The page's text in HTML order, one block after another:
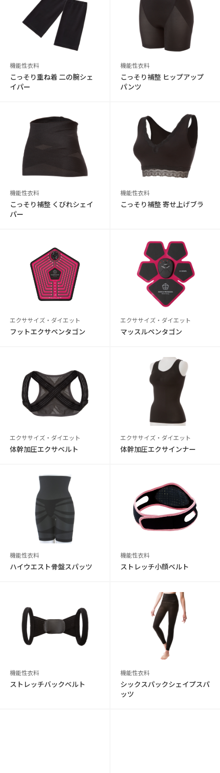
機能性衣料
こっそり重ね着 二の腕シェ
イパー
機能性衣料
こっそり補整 ヒップアップ
パンツ
機能性衣料
こっそり補整 くびれシェイ
パー
機能性衣料
こっそり補整 寄せ上げブラ
エクササイズ・ダイエット
フットエクサペンタゴン
エクササイズ・ダイエット
マッスルペンタゴン
エクササイズ・ダイエット
体幹加圧エクサベルト
エクササイズ・ダイエット
体幹加圧エクサインナー
機能性衣料
ハイウエスト骨盤スパッツ
機能性衣料
ストレッチ小顔ベルト
機能性衣料
ストレッチバックベルト
機能性衣料
シックスパックシェイプスパ
ッツ